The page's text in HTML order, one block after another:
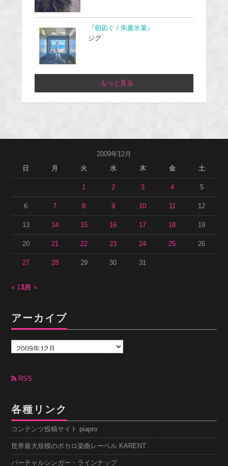
『朝凪ぐ / 朱夏氷菓』
ジグ
...もっと見る
2009年12月
日
月 火 水 木 金 土
1 2 3 4 5
6 7 8 9 10 11 12
13 14 15 16 17 18 19
20 21 22 23 24 25 26
27 28 29 30 31
« 11月1月 »
アーカイブ
ー
カ
ブ RSS
各種リンク
コンテンツ投稿サイト piapro
世界最大規模のボカロ楽曲レーベル KARENT
バーチャルシンガー・ラインナップ